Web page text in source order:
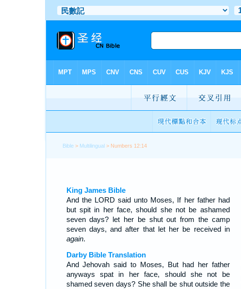
Bible > Multilingual > Numbers 12:14
King James Bible
And the LORD said unto Moses, If her father had
but spit in her face, should she not be ashamed
seven days? let her be shut out from the camp
seven days, and after that let her be received in
again.
Darby Bible Translation
And Jehovah said to Moses, But had her father
anyways spat in her face, should she not be
shamed seven days? She shall be shut outside the